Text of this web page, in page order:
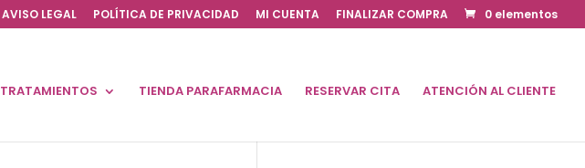
AVISO LEGAL POLÍTICA DE PRIVACIDAD MI CUENTA FINALIZAR COMPRA 0 elementos
TRATAMIENTOS TIENDA PARAFARMACIA RESERVAR CITA ATENCIÓN AL CLIENTE